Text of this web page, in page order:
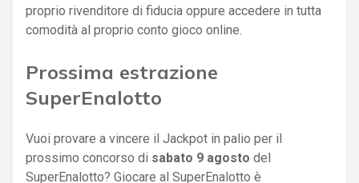
proprio rivenditore di fiducia oppure accedere in tutta
comodità al proprio conto gioco online.
Prossima estrazione
SuperEnalotto
Vuoi provare a vincere il Jackpot in palio per il
prossimo concorso di sabato 9 agosto del
SuperEnalotto? Giocare al SuperEnalotto è